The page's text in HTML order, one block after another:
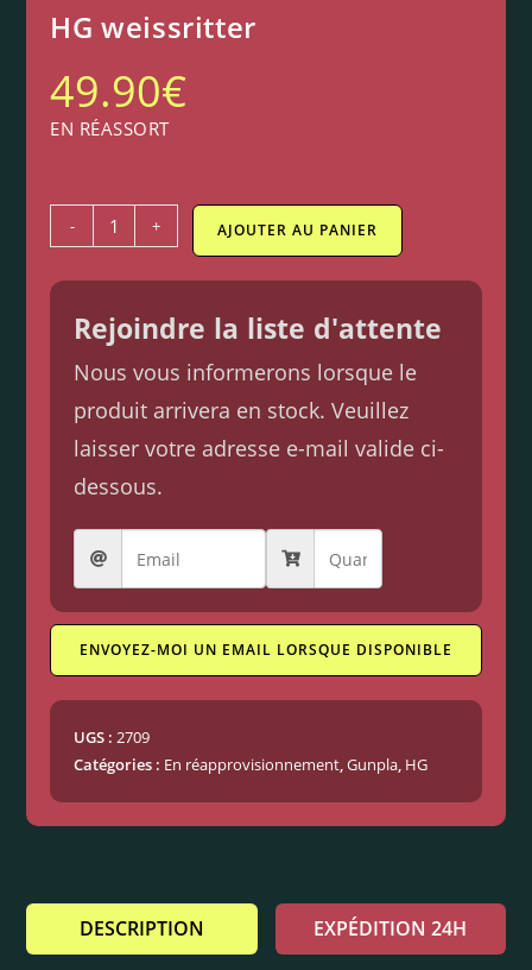
HG weissritter
49.90€
EN RÉASSORT
- + AJOUTER AU PANIER
Rejoindre la liste d'attente
Nous vous informerons lorsque le
produit arrivera en stock. Veuillez
laisser votre adresse e-mail valide ci-
dessous.
ENVOYEZ-MOI UN EMAIL LORSQUE DISPONIBLE
UGS :2709
Catégories : En réapprovisionnement,Gunpla, HG
DESCRIPTION EXPÉDITION 24H